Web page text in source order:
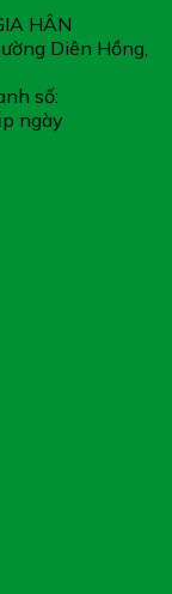
HÂN
Diên Hồng,
số:
ngày